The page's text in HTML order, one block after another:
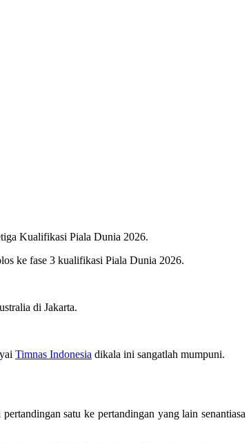
Kualifikasi Piala Dunia 2026.
ke fase 3 kualifikasi Piala Dunia 2026.
di Jakarta.
Timnas Indonesia dikala ini sangatlah mumpuni.
satu ke pertandingan yang lain senantiasa